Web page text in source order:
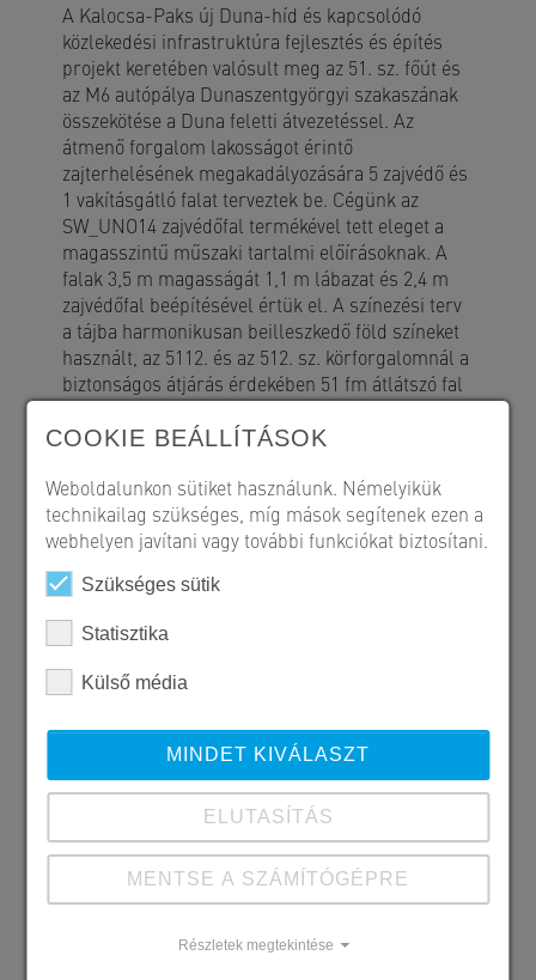
A Kalocsa-Paks új Duna-híd és kapcsolódó
közlekedési infrastruktúra fejlesztés és építés
projekt keretében valósult meg az 51. sz. főút és
az M6 autópálya Dunaszentgyörgyi szakaszának
összekötése a Duna feletti átvezetéssel. Az
átmenő forgalom lakosságot érintő
zajterhelésének megakadályozására 5 zajvédő és
1 vakításgátló falat terveztek be. Cégünk az
SW_UNO14 zajvédőfal termékével tett eleget a
magasszintű műszaki tartalmi előírásoknak. A
falak 3,5 m magasságát 1,1 m lábazat és 2,4 m
zajvédőfal beépítésével értük el. A színezési terv
a tájba harmonikusan beilleszkedő föld színeket
használt, az 5112. és az 512. sz. körforgalomnál a
biztonságos átjárás érdekében 51 fm átlátszó fal
épült.
COOKIE BEÁLLÍTÁSOK
Weboldalunkon sütiket használunk. Némelyikük
technikailag szükséges, míg mások segítenek ezen a
webhelyen javítani vagy további funkciókat biztosítani.
Szükséges sütik
Statisztika
Külső média
MINDET KIVÁLASZT
ELUTASÍTÁS
MENTSE A SZÁMÍTÓGÉPRE
Részletek megtekintése